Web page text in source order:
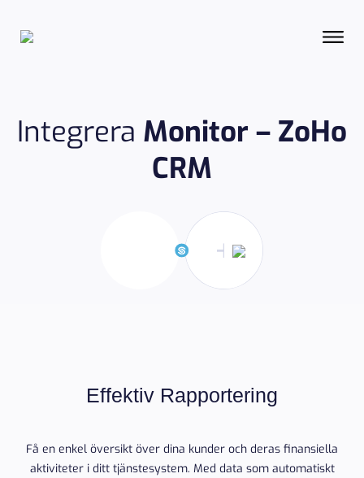
Integrera Monitor – ZoHo
CRM
Effektiv Rapportering
Få en enkel översikt över dina kunder och deras finansiella
aktiviteter i ditt tjänstesystem. Med data som automatiskt